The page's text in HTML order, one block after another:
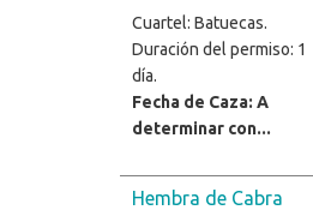
Cuartel: Batuecas.
Duración del permiso: 1
día.
Fecha de Caza: A
determinar con...
Hembra de Cabra